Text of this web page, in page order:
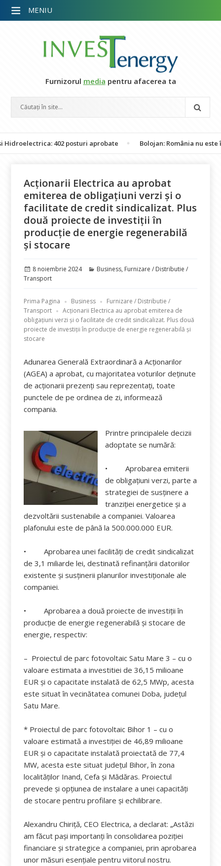
Furnizorul media pentru afacerea ta
402 posturi aprobate Bolojan: România nu este în
Acționarii Electrica au aprobat
emiterea de obligațiuni verzi și o
facilitate de credit sindicalizat. Plus
două proiecte de investiții în
producție de energie regenerabilă
și stocare
Publicat
pe
8 noiembrie 2024 Categorii
Business, Furnizare / Distributie /
Transport
Prima Pagina Business
Furnizare / Distributie /
Transport
Acționarii Electrica au aprobat emiterea de
obligațiuni verzi și o facilitate de credit sindicalizat. Plus două
proiecte de investiții în producție de energie regenerabilă și
stocare
Adunarea Generală Extraordinară a Acționarilor
(AGEA) a aprobat, cu majoritatea voturilor deținute
de acționarii prezenți sau reprezentați, toate
punctele de pe ordinea de zi, informează
compania.
Printre principalele decizii
adoptate se numără:
• Aprobarea emiterii
de obligațiuni verzi, parte a
strategiei de susținere a
tranziției energetice și a
dezvoltării sustenabile a companiei. Valoarea
plafonului este de până la 500.000.000 EUR.
• Aprobarea unei facilități de credit sindicalizat
de 3,1 miliarde lei, destinată refinanțării datoriilor
existente și susținerii planurilor investiționale ale
companiei.
• Aprobarea a două proiecte de investiții în
producție de energie regenerabilă și stocare de
energie, respectiv:
– Proiectul de parc fotovoltaic Satu Mare 3 – cu o
valoare estimata a investitiei de 36,15 milioane
EUR și o capacitate instalată de 62,5 MWp, acesta
este situat în vecinătatea comunei Doba, județul
Satu Mare.
* Proiectul de parc fotovoltaic Bihor 1 – cu o
valoare estimată a investiției de 46,89 milioane
EUR și o capacitate instalată proiectată de 77,4
MW, acesta este situat județul Bihor, în zona
localităților Inand, Cefa și Mădăras. Proiectul
prevede și opțiunea de instalare a unei capacități
de stocare pentru profilare și echilibrare.
Alexandru Chiriță, CEO Electrica, a declarat: „Astăzi
am făcut pași importanți în consolidarea poziției
financiare și strategice a companiei, prin aprobarea
unor măsuri esențiale pentru viitorul nostru.
MENIU